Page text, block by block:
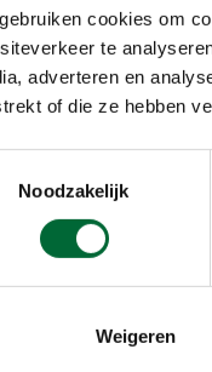
cookies om
te
adverteren en
of die ze hebben
Noodzakelijk
Weigeren
Plassen